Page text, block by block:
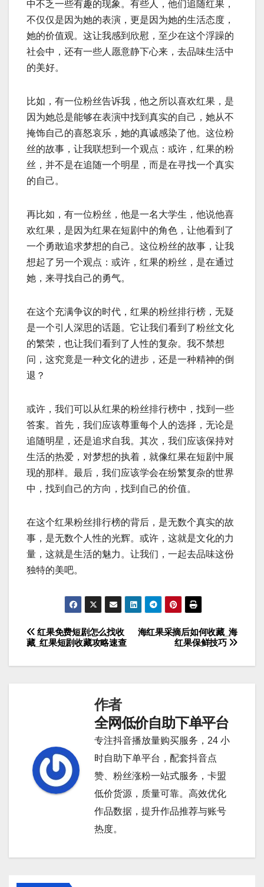
中不乏一些有趣的现象。有些人，他们追随红果，
不仅仅是因为她的表演，更是因为她的生活态度，
她的价值观。这让我感到欣慰，至少在这个浮躁的
社会中，还有一些人愿意静下心来，去品味生活中
的美好。
比如，有一位粉丝告诉我，他之所以喜欢红果，是
因为她总是能够在表演中找到真实的自己，她从不
掩饰自己的喜怒哀乐，她的真诚感染了他。这位粉
丝的故事，让我联想到一个观点：或许，红果的粉
丝，并不是在追随一个明星，而是在寻找一个真实
的自己。
再比如，有一位粉丝，他是一名大学生，他说他喜
欢红果，是因为红果在短剧中的角色，让他看到了
一个勇敢追求梦想的自己。这位粉丝的故事，让我
想起了另一个观点：或许，红果的粉丝，是在通过
她，来寻找自己的勇气。
在这个充满争议的时代，红果的粉丝排行榜，无疑
是一个引人深思的话题。它让我们看到了粉丝文化
的繁荣，也让我们看到了人性的复杂。我不禁想
问，这究竟是一种文化的进步，还是一种精神的倒
退？
或许，我们可以从红果的粉丝排行榜中，找到一些
答案。首先，我们应该尊重每个人的选择，无论是
追随明星，还是追求自我。其次，我们应该保持对
生活的热爱，对梦想的执着，就像红果在短剧中展
现的那样。最后，我们应该学会在纷繁复杂的世界
中，找到自己的方向，找到自己的价值。
在这个红果粉丝排行榜的背后，是无数个真实的故
事，是无数个人性的光辉。或许，这就是文化的力
量，这就是生活的魅力。让我们，一起去品味这份
独特的美吧。
文
章
海红果采摘后如何收藏_海
红果保鲜技巧
红果免费短剧怎么找收
藏_红果短剧收藏攻略速查
作者
全网低价自助下单平台
专注抖音播放量购买服务，24 小
时自助下单平台，配套抖音点
赞、粉丝涨粉一站式服务，卡盟
低价货源，质量可靠。高效优化
作品数据，提升作品推荐与账号
热度。